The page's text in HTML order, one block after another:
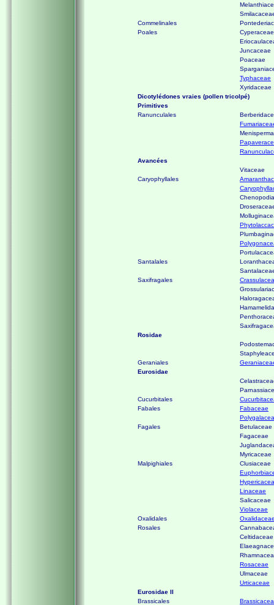
Commelinales
Poales
Cyperaceae
Juncaceae
Poaceae
Typhaceae
Xyridaceae
Dicotylédones vraies (pollen tricolpé)
Primitives
Ranunculales
Avancées
Vitaceae
Caryophyllales
Santalales
Saxifragales
Rosidae
Geraniales
Eurosidae
Cucurbitales
Fabales
Fabaceae
Fagales
Betulaceae
Fagaceae
Myricaceae
Malpighiales
Clusiaceae
Linaceae
Salicaceae
Violaceae
Oxalidales
Rosales
Celtidaceae
Rosaceae
Ulmaceae
Urticaceae
Eurosidae II
Brassicales